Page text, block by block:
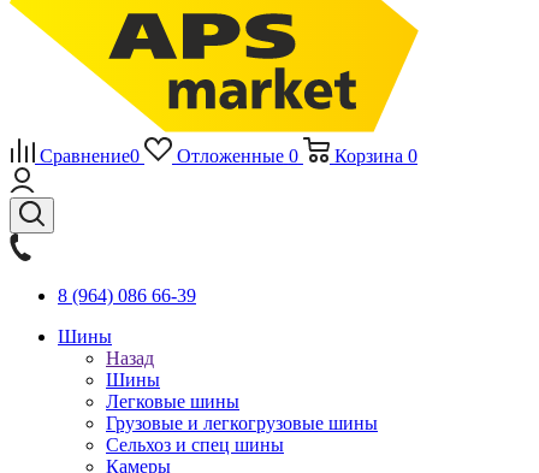
Сравнение0 Отложенные 0 Корзина 0
8 (964) 086 66-39
Шины
Назад
Шины
Легковые шины
Грузовые и легкогрузовые шины
Сельхоз и спец шины
Камеры